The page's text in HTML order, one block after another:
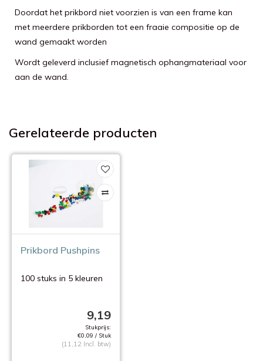
Doordat het prikbord niet voorzien is van een frame kan
met meerdere prikborden tot een fraaie compositie op de
wand gemaakt worden
Wordt geleverd inclusief magnetisch ophangmateriaal voor
aan de wand.
Gerelateerde producten
Prikbord Pushpins
100 stuks in 5 kleuren
9,19
Stukprijs:
€0,09 / Stuk
(11,12 Incl. btw)